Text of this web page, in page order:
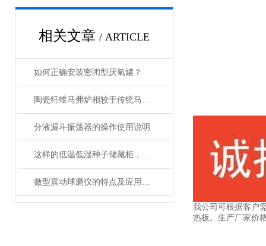
相关文章 / ARTICLE
如何正确安装密闭型厌氧罐？
陶瓷纤维马弗炉相较于传统马弗炉有哪些提升？
分液漏斗振荡器的操作使用说明
这样的低温低湿种子储藏柜，您值得拥有
微型震动球磨仪的特点及应用领域说明
我公司可根据客户
热板。生产厂家价